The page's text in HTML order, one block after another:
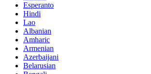
Esperanto
Hindi
Lao
Albanian
Amharic
Armenian
Azerbaijani
Belarusian